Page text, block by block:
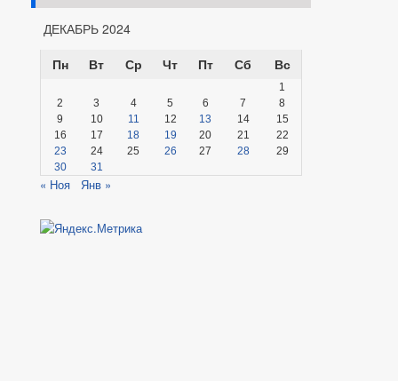
ДЕКАБРЬ 2024
Пн
Вт Ср Чт Пт Сб Вс
1
2
3 4 5 6 7
8
9
10 11 12 13 14
15
16
17 18 19 20 21
22
23
24 25 26 27 28
29
30
31
« Ноя Янв »